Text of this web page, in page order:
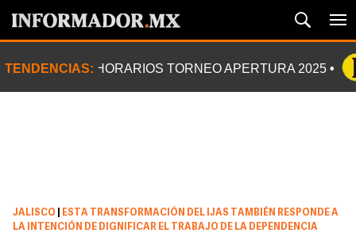
TENDENCIAS: HORARIOS TORNEO APERTURA 2025
JALISCO
ESTA TRANSFORMACIÓN DEL IJAS TAMBIÉN RESPONDE A
LA INTENCIÓN DE DIGNIFICAR EL TRABAJO DE LA DEPENDENCIA